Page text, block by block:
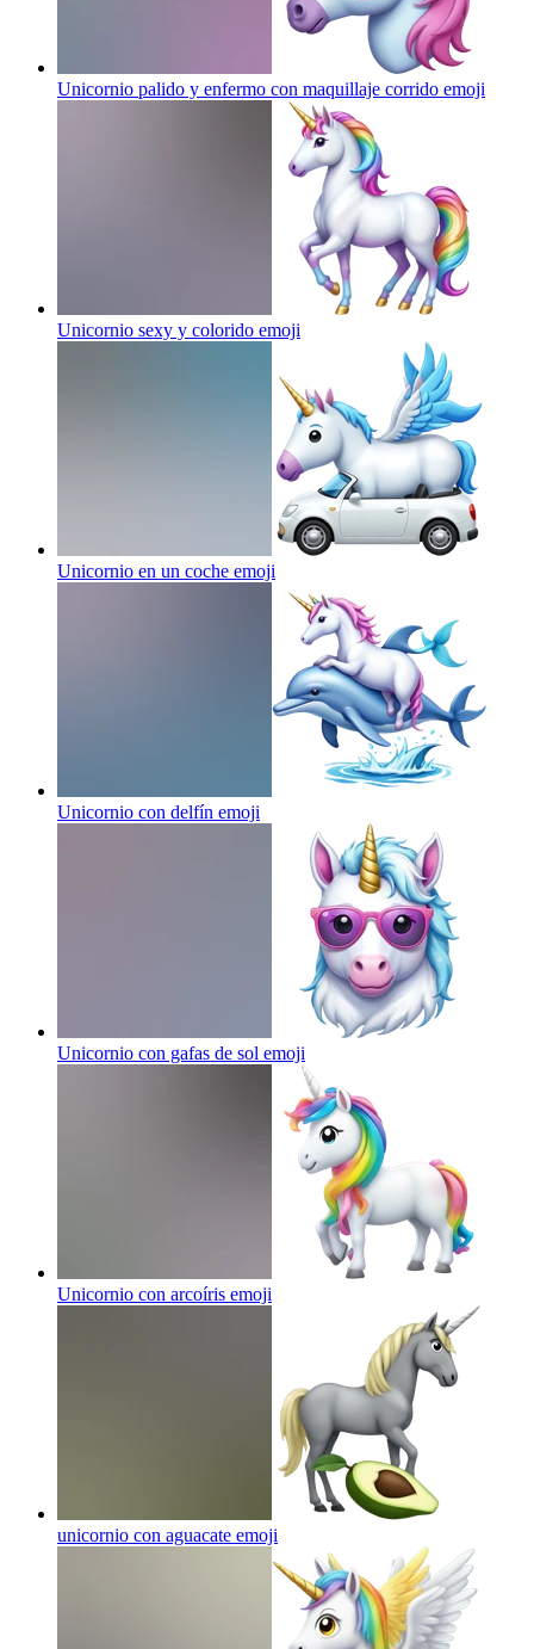
Unicornio palido y enfermo con maquillaje corrido emoji
Unicornio sexy y colorido emoji
Unicornio en un coche emoji
Unicornio con delfín emoji
Unicornio con gafas de sol emoji
Unicornio con arcoíris emoji
unicornio con aguacate emoji